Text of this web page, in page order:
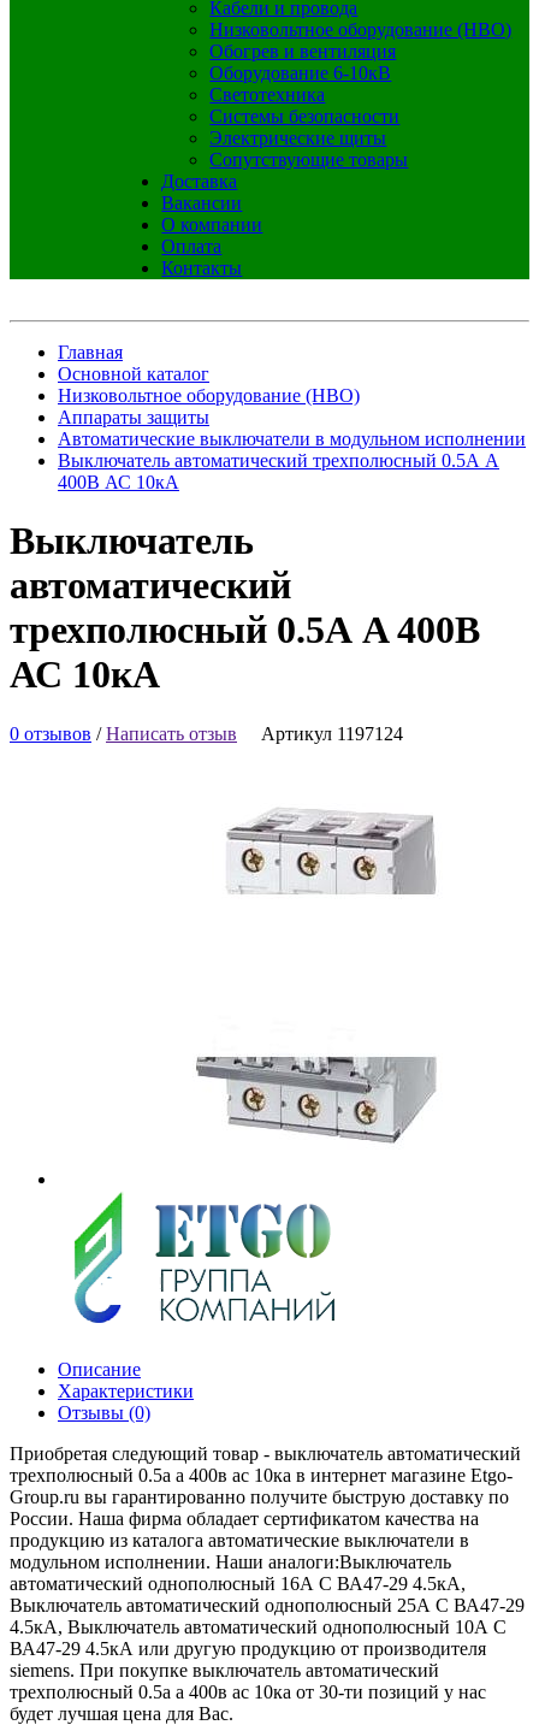
Кабели и провода
Низковольтное оборудование (НВО)
Обогрев и вентиляция
Оборудование 6-10кВ
Светотехника
Системы безопасности
Электрические щиты
Сопутствующие товары
Доставка
Вакансии
О компании
Оплата
Контакты
Главная
Основной каталог
Низковольтное оборудование (НВО)
Аппараты защиты
Автоматические выключатели в модульном исполнении
Выключатель автоматический трехполюсный 0.5А A
400В АС 10кА
Выключатель
автоматический
трехполюсный 0.5А A 400В
АС 10кА
0 отзывов /Написать отзыв Артикул 1197124
Описание
Характеристики
Отзывы (0)
Приобретая следующий товар - выключатель автоматический
трехполюсный 0.5а a 400в ас 10ка в интернет магазине Etgo-
Group.ru вы гарантированно получите быструю доставку по
России. Наша фирма обладает сертификатом качества на
продукцию из каталога автоматические выключатели в
модульном исполнении. Наши аналоги:Выключатель
автоматический однополюсный 16А C ВА47-29 4.5кА,
Выключатель автоматический однополюсный 25А C ВА47-29
4.5кА, Выключатель автоматический однополюсный 10А C
ВА47-29 4.5кА или другую продукцию от производителя
siemens. При покупке выключатель автоматический
трехполюсный 0.5а a 400в ас 10ка от 30-ти позиций у нас
будет лучшая цена для Вас.